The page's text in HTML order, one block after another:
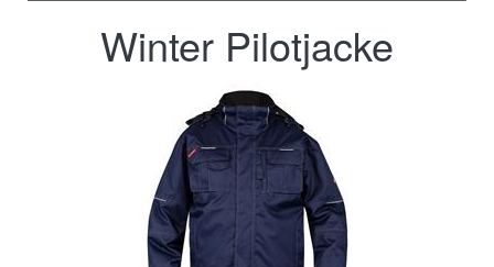
Winter Pilotjacke